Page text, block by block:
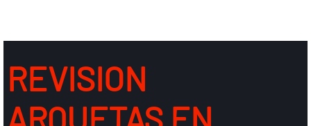
REVISION